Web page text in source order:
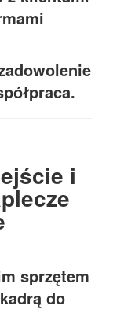
i
sprzętem
do